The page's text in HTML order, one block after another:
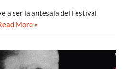
a ser la antesala del Festival
More »